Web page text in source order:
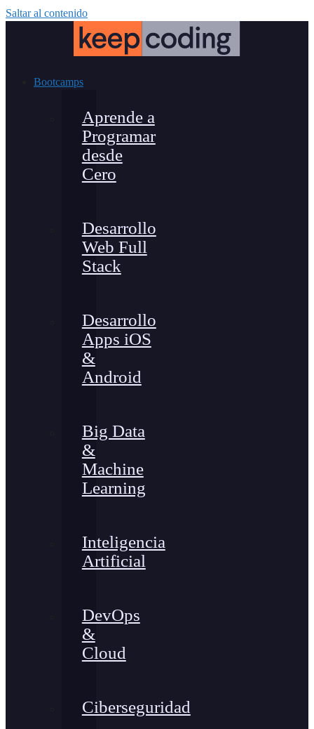
Saltar al contenido
Bootcamps
Aprende a
Programar
desde
Cero
Desarrollo
Web Full
Stack
Desarrollo
Apps iOS
&
Android
Big Data
&
Machine
Learning
Inteligencia
Artificial
DevOps
&
Cloud
Ciberseguridad